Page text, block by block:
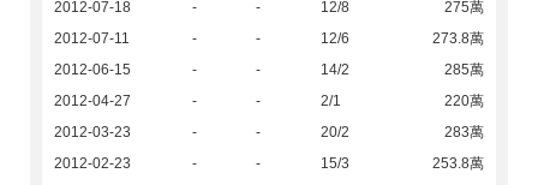
2012-07-18
- - 12/8
275萬
2012-07-11
- - 12/6
273.8萬
2012-06-15
- - 14/2
285萬
2012-04-27
- - 2/1
220萬
2012-03-23
- - 20/2
283萬
2012-02-23
- - 15/3
253.8萬